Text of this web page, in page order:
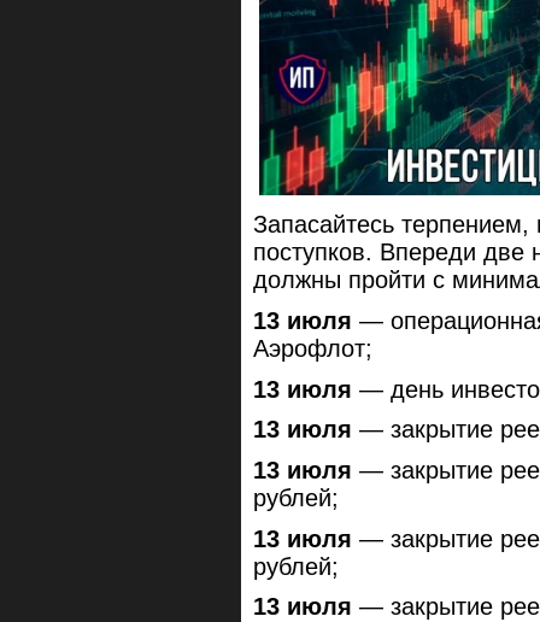
Запасайтесь терпением,
поступков. Впереди две
должны пройти с
13 июля —
Аэрофлот;
13 июля — день
13 июля — закрытие
13 июля — закрытие
рублей;
13 июля — закрытие
рублей;
13 июля — закрытие